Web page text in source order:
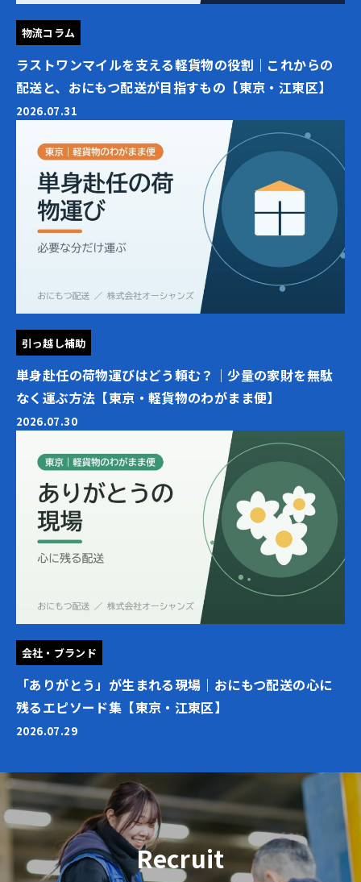
物流コラム
ラストワンマイルを支える軽貨物の役割｜これからの
配送と、おにもつ配送が目指すもの【東京・江東区】
2026.07.31
引っ越し補助
単身赴任の荷物運びはどう頼む？｜少量の家財を無駄
なく運ぶ方法【東京・軽貨物のわがまま便】
2026.07.30
会社・ブランド
「ありがとう」が生まれる現場｜おにもつ配送の心に
残るエピソード集【東京・江東区】
2026.07.29
Recruit